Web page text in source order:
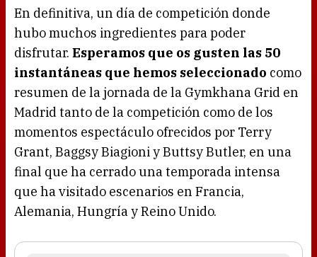
En definitiva, un día de competición donde
hubo muchos ingredientes para poder
disfrutar. Esperamos que os gusten las 50
instantáneas que hemos seleccionado como
resumen de la jornada de la Gymkhana Grid en
Madrid tanto de la competición como de los
momentos espectáculo ofrecidos por Terry
Grant, Baggsy Biagioni y Buttsy Butler, en una
final que ha cerrado una temporada intensa
que ha visitado escenarios en Francia,
Alemania, Hungría y Reino Unido.